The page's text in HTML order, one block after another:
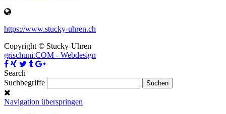
https://www.stucky-uhren.ch
Copyright © Stucky-Uhren
grischuni.COM - Webdesign
Search
Suchbegriffe
Navigation überspringen